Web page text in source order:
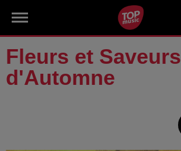
Fleurs et Saveurs
d'Automne